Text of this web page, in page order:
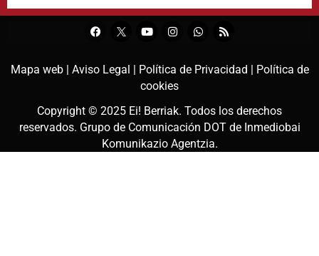
Mapa web | Aviso Legal | Política de Privacidad | Política de
cookies
Copyright © 2025 Ei! Berriak. Todos los derechos
reservados. Grupo de Comunicación DOT de Inmediobai
Komunikazio Agentzia.